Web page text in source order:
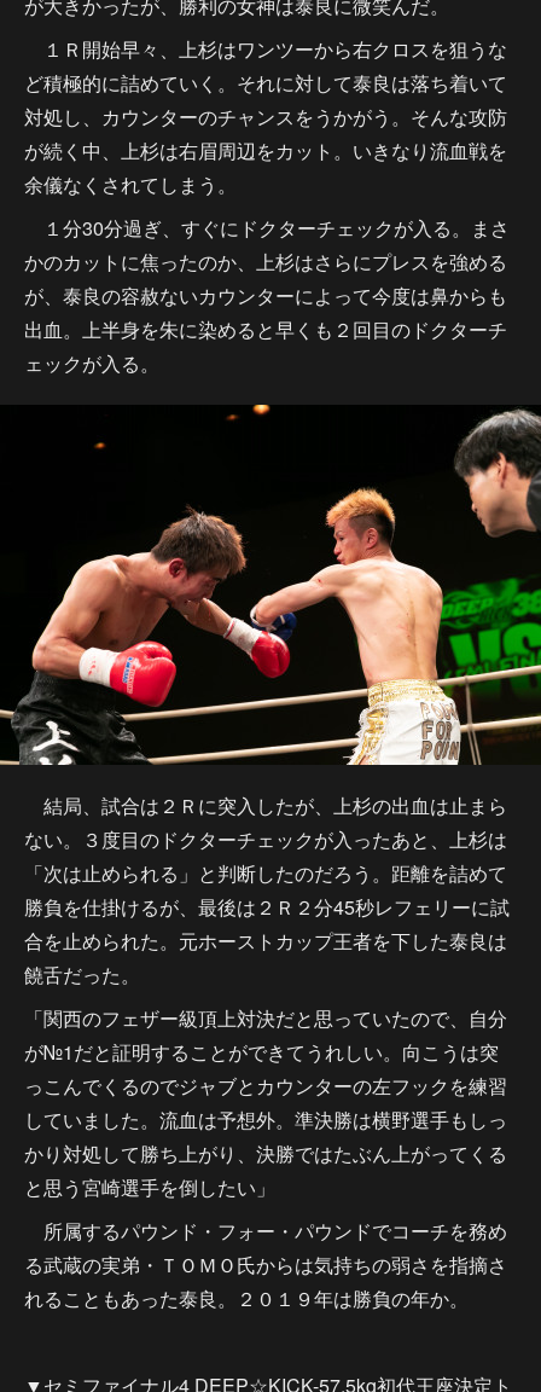
１Ｒ開始早々、上杉はワンツーから右クロスを狙うな
ど積極的に詰めていく。それに対して泰良は落ち着いて
対処し、カウンターのチャンスをうかがう。そんな攻防
が続く中、上杉は右眉周辺をカット。いきなり流血戦を
余儀なくされてしまう。
１分30分過ぎ、すぐにドクターチェックが入る。まさ
かのカットに焦ったのか、上杉はさらにプレスを強める
が、泰良の容赦ないカウンターによって今度は鼻からも
出血。上半身を朱に染めると早くも２回目のドクターチ
ェックが入る。
結局、試合は２Ｒに突入したが、上杉の出血は止まら
ない。３度目のドクターチェックが入ったあと、上杉は
「次は止められる」と判断したのだろう。距離を詰めて
勝負を仕掛けるが、最後は２Ｒ２分45秒レフェリーに試
合を止められた。元ホーストカップ王者を下した泰良は
饒舌だった。
「関西のフェザー級頂上対決だと思っていたので、自分
が№1だと証明することができてうれしい。向こうは突
っこんでくるのでジャブとカウンターの左フックを練習
していました。流血は予想外。準決勝は横野選手もしっ
かり対処して勝ち上がり、決勝ではたぶん上がってくる
と思う宮崎選手を倒したい」
所属するパウンド・フォー・パウンドでコーチを務め
る武蔵の実弟・ＴＯＭＯ氏からは気持ちの弱さを指摘さ
れることもあった泰良。２０１９年は勝負の年か。
▼セミファイナル4 DEEP☆KICK-57.5kg初代王座決定ト